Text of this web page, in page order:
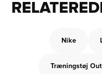
Nike
Træningstøj